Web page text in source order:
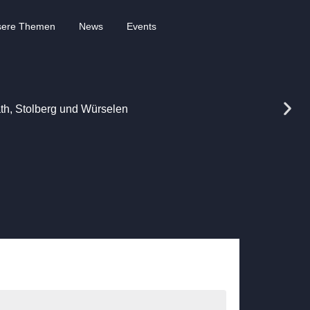
Themen News Events
Stolberg und Würselen